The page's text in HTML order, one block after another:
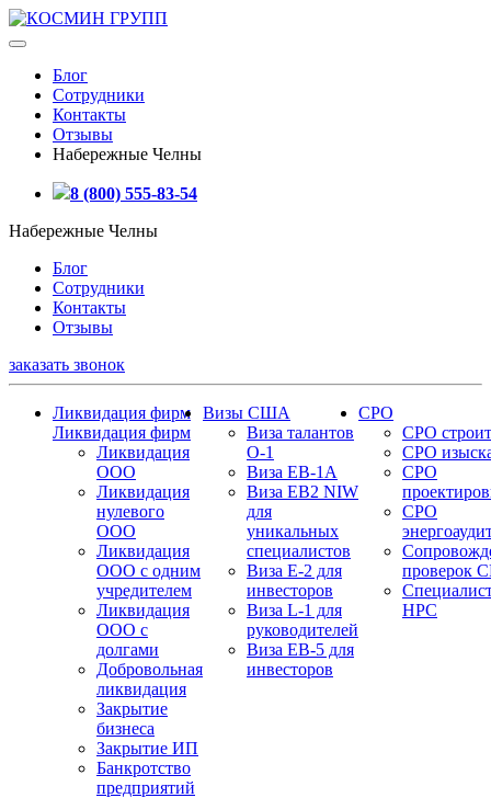
Блог
Сотрудники
Контакты
Отзывы
Набережные Челны
8 (800) 555-83-54
Набережные Челны
Блог
Сотрудники
Контакты
Отзывы
заказать звонок
Ликвидация фирм
Ликвидация фирм
Ликвидация
ООО
Ликвидация
нулевого
ООО
Ликвидация
ООО с одним
учредителем
Ликвидация
ООО с
долгами
Добровольная
ликвидация
Закрытие
бизнеса
Закрытие ИП
Банкротство
предприятий
Визы США
Виза талантов
О-1
Виза EB-1A
Виза EB2 NIW
для
уникальных
специалистов
Виза E-2 для
инвесторов
Виза L-1 для
руководителей
Виза EB-5 для
инвесторов
СРО
СРО
СРО
СРО
СРО
проверок
НРС